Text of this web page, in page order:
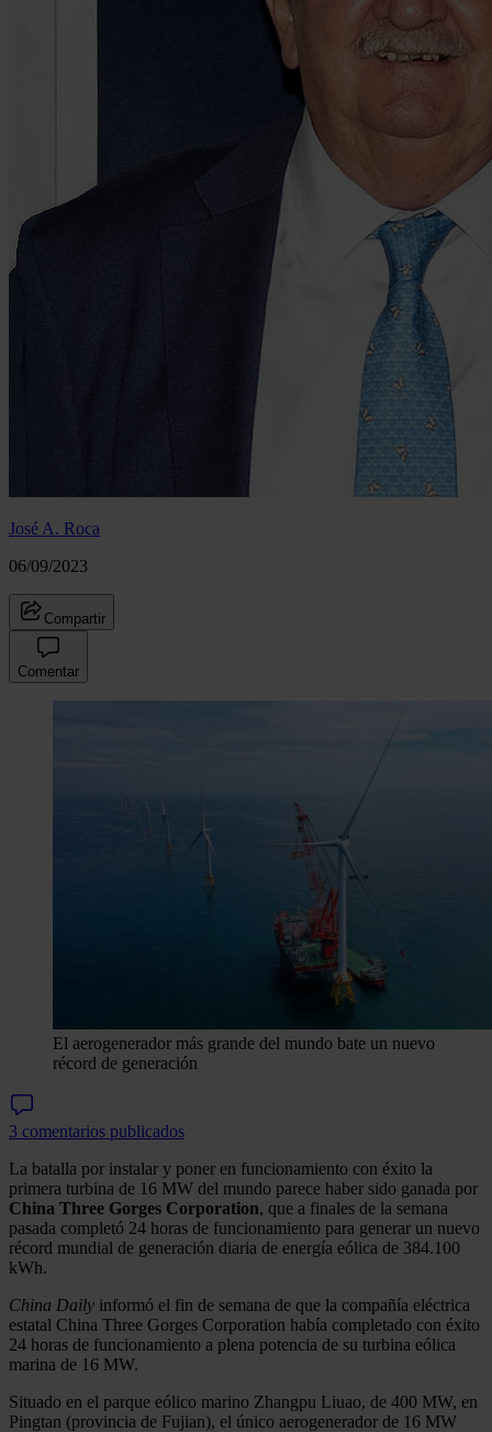
José A. Roca
06/09/2023
Compartir
Comentar
El aerogenerador más grande del mundo bate un nuevo
récord de generación
3 comentarios publicados
La batalla por instalar y poner en funcionamiento con éxito la
primera turbina de 16 MW del mundo parece haber sido ganada por
China Three Gorges Corporation, que a finales de la semana
pasada completó 24 horas de funcionamiento para generar un nuevo
récord mundial de generación diaria de energía eólica de 384.100
kWh.
China Daily informó el fin de semana de que la compañía eléctrica
estatal China Three Gorges Corporation había completado con éxito
24 horas de funcionamiento a plena potencia de su turbina eólica
marina de 16 MW.
Situado en el parque eólico marino Zhangpu Liuao, de 400 MW, en
Pingtan (provincia de Fujian), el único aerogenerador de 16 MW